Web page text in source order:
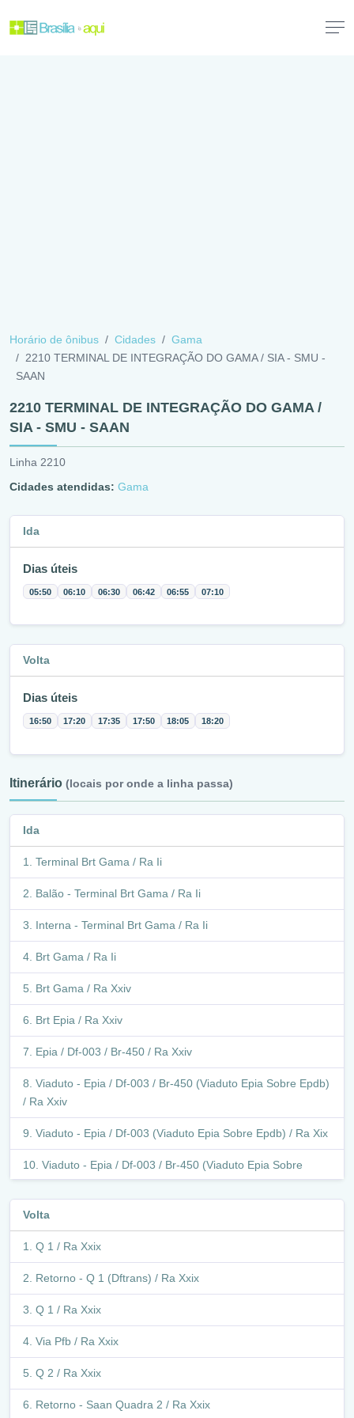
Horário de ônibus Cidades
Gama
2210 TERMINAL DE INTEGRAÇÃO DO GAMA / SIA - SMU -
SAAN
2210 TERMINAL DE INTEGRAÇÃO DO GAMA /
SIA - SMU - SAAN
Linha 2210
Cidades atendidas: Gama
Ida
Dias úteis
05:50 06:10 06:30 06:42 06:55 07:10
Volta
Dias úteis
16:50 17:20 17:35 17:50 18:05 18:20
Itinerário (locais por onde a linha passa)
Ida
Terminal Brt Gama / Ra Ii
Balão - Terminal Brt Gama / Ra Ii
Interna - Terminal Brt Gama / Ra Ii
Brt Gama / Ra Ii
Brt Gama / Ra Xxiv
Brt Epia / Ra Xxiv
Epia / Df-003 / Br-450 / Ra Xxiv
Viaduto - Epia / Df-003 / Br-450 (Viaduto Epia Sobre Epdb)
/ Ra Xxiv
Viaduto - Epia / Df-003 (Viaduto Epia Sobre Epdb) / Ra Xix
Viaduto - Epia / Df-003 / Br-450 (Viaduto Epia Sobre
Epdb) / Ra Xix
Epia / Df-003 / Br-450 / Ra Xix
Marginal - Epia / Df-003 / Br-450 / Ra Xix
Marginal - Epia / Df-003 / Br-450 / Ra I
Marginal - Epia / Ra I
Marginal - Epia / Df-003 / Br-450 / Ra I
Marginal - Epia / Df-003 / Br-450 (Rodoviária
Interestadual) / Ra I
Volta
Q 1 / Ra Xxix
Retorno - Q 1 (Dftrans) / Ra Xxix
Q 1 / Ra Xxix
Via Pfb / Ra Xxix
Q 2 / Ra Xxix
Retorno - Saan Quadra 2 / Ra Xxix